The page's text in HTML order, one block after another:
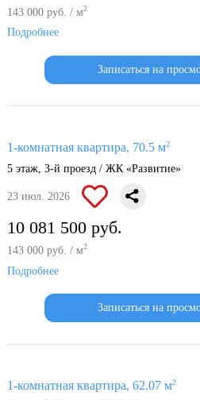
143 000 руб. / м2
Подробнее
Записаться на
1-комнатная квартира, 70.5 м2
5 этаж, 3-й проезд / ЖК «Развитие»
23 июл. 2026
10 081 500 руб.
143 000 руб. / м2
Подробнее
Записаться на
1-комнатная квартира, 62.07 м2